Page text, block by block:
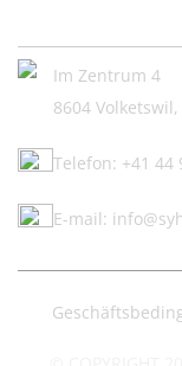
Im Zentrum 4
8604
Telefon: +41 44
E-mail: